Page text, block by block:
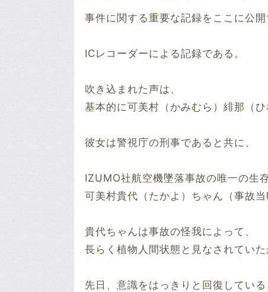
例：https://youtu.be/***********
00時間00分00秒
再生開始の時間を指定する場合は入力してくださ
事件に関する重要な記録をここに公開
ICレコーダーによる記録である。
吹き込まれた声は、
基本的に可美村（かみむら）緋那（ひ
彼女は警視庁の刑事であると共に、
IZUMO社航空機墜落事故の唯一の生
可美村貴代（たかよ）ちゃん（事故当
貴代ちゃんは事故の怪我によって、
長らく植物人間状態と見なされていた
先日、意識をはっきりと回復している